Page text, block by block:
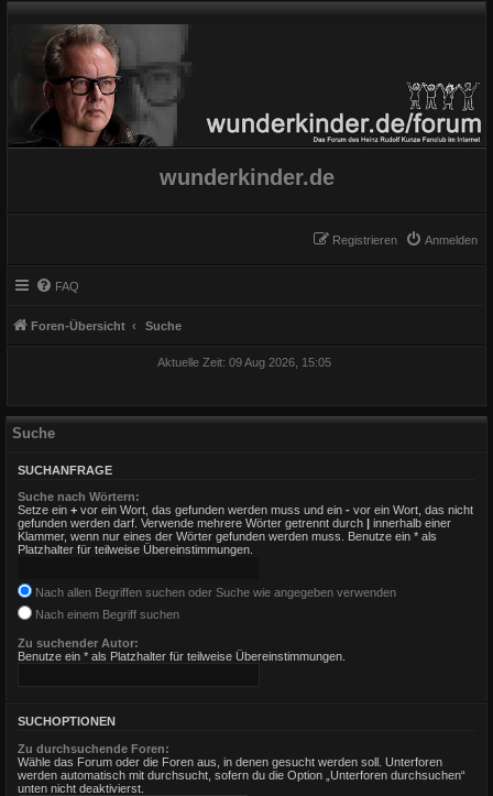
wunderkinder.de
Anmelden
Registrieren
FAQ
Foren-Übersicht Suche
Aktuelle Zeit: 09 Aug 2026, 15:05
Suche
SUCHANFRAGE
Suche nach Wörtern:
Setze ein + vor ein Wort, das gefunden werden muss und ein - vor ein Wort, das nicht
gefunden werden darf. Verwende mehrere Wörter getrennt durch | innerhalb einer
Klammer, wenn nur eines der Wörter gefunden werden muss. Benutze ein * als
Platzhalter für teilweise Übereinstimmungen.
Nach allen Begriffen suchen oder Suche wie angegeben verwenden
Nach einem Begriff suchen
Zu suchender Autor:
Benutze ein * als Platzhalter für teilweise Übereinstimmungen.
SUCHOPTIONEN
Zu durchsuchende Foren:
Wähle das Forum oder die Foren aus, in denen gesucht werden soll. Unterforen
werden automatisch mit durchsucht, sofern du die Option „Unterforen durchsuchen“
unten nicht deaktivierst.